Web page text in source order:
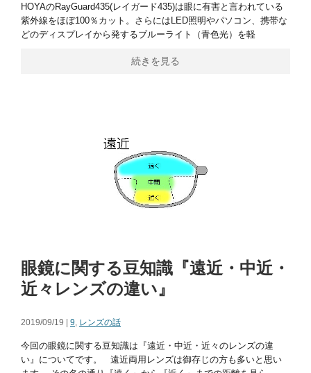
HOYAのRayGuard435(レイガード435)は眼に有害と言われている
紫外線をほぼ100％カット。さらにはLED照明やパソコン、携帯な
どのディスプレイから発するブルーライト（青色光）を軽
続きを見る
眼鏡に関する豆知識『遠近・中近・
近々レンズの違い』
2019/09/19 | 9, レンズの話
今回の眼鏡に関する豆知識は『遠近・中近・近々のレンズの違
い』についてです。 遠近両用レンズは御存じの方も多いと思い